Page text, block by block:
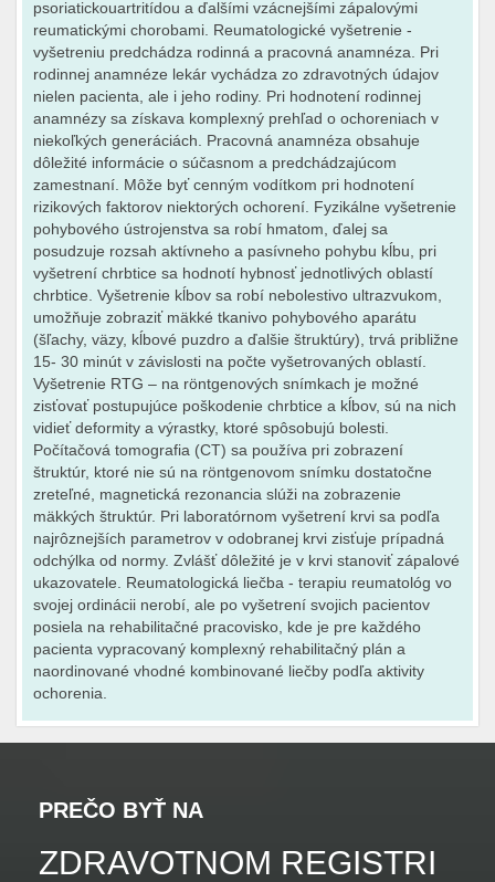
psoriatickouartritídou a ďalšími vzácnejšími zápalovými
reumatickými chorobami. Reumatologické vyšetrenie -
vyšetreniu predchádza rodinná a pracovná anamnéza. Pri
rodinnej anamnéze lekár vychádza zo zdravotných údajov
nielen pacienta, ale i jeho rodiny. Pri hodnotení rodinnej
anamnézy sa získava komplexný prehľad o ochoreniach v
niekoľkých generáciách. Pracovná anamnéza obsahuje
dôležité informácie o súčasnom a predchádzajúcom
zamestnaní. Môže byť cenným vodítkom pri hodnotení
rizikových faktorov niektorých ochorení. Fyzikálne vyšetrenie
pohybového ústrojenstva sa robí hmatom, ďalej sa
posudzuje rozsah aktívneho a pasívneho pohybu kĺbu, pri
vyšetrení chrbtice sa hodnotí hybnosť jednotlivých oblastí
chrbtice. Vyšetrenie kĺbov sa robí nebolestivo ultrazvukom,
umožňuje zobraziť mäkké tkanivo pohybového aparátu
(šľachy, väzy, kĺbové puzdro a ďalšie štruktúry), trvá približne
15- 30 minút v závislosti na počte vyšetrovaných oblastí.
Vyšetrenie RTG – na röntgenových snímkach je možné
zisťovať postupujúce poškodenie chrbtice a kĺbov, sú na nich
vidieť deformity a výrastky, ktoré spôsobujú bolesti.
Počítačová tomografia (CT) sa používa pri zobrazení
štruktúr, ktoré nie sú na röntgenovom snímku dostatočne
zreteľné, magnetická rezonancia slúži na zobrazenie
mäkkých štruktúr. Pri laboratórnom vyšetrení krvi sa podľa
najrôznejších parametrov v odobranej krvi zisťuje prípadná
odchýlka od normy. Zvlášť dôležité je v krvi stanoviť zápalové
ukazovatele. Reumatologická liečba - terapiu reumatológ vo
svojej ordinácii nerobí, ale po vyšetrení svojich pacientov
posiela na rehabilitačné pracovisko, kde je pre každého
pacienta vypracovaný komplexný rehabilitačný plán a
naordinované vhodné kombinované liečby podľa aktivity
ochorenia.
PREČO BYŤ NA
ZDRAVOTNOM REGISTRI